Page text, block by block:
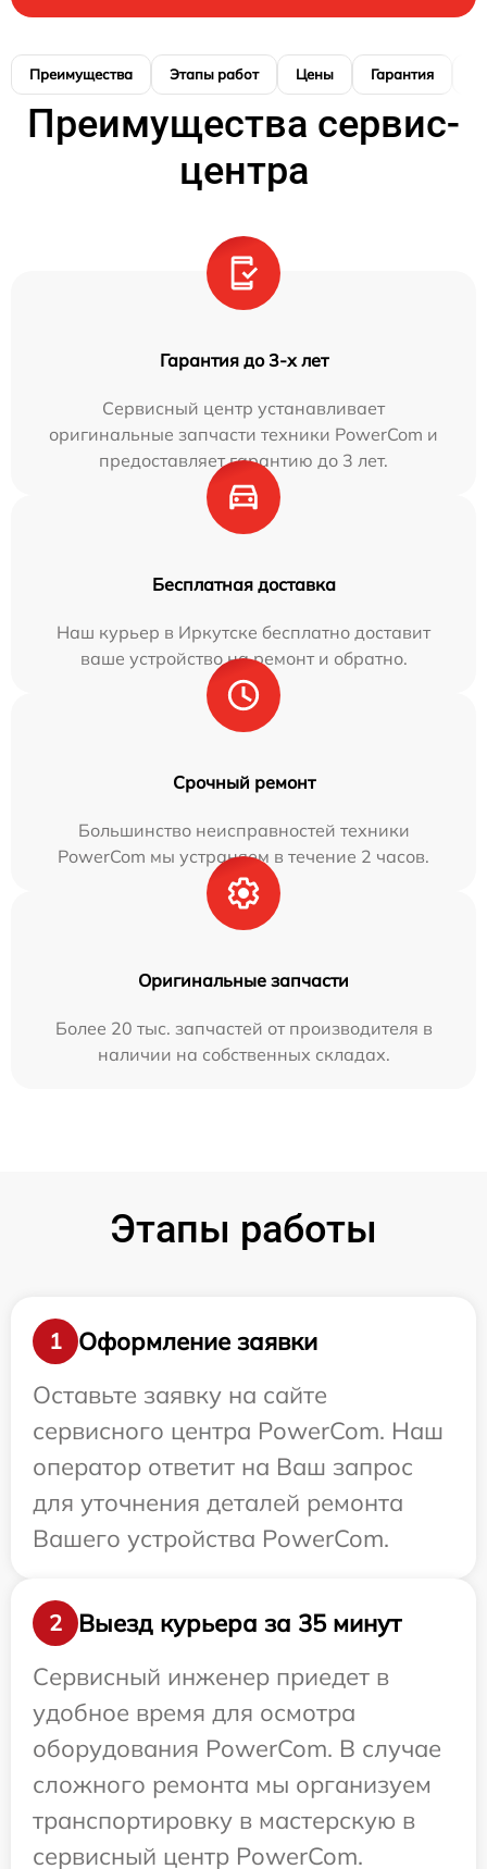
Преимущества Этапы работ Цены Гарантия
Преимущества сервис-
центра
Гарантия до 3-х лет
Сервисный центр устанавливает
оригинальные запчасти техники PowerCom и
предоставляет гарантию до 3 лет.
Бесплатная доставка
Наш курьер в Иркутске бесплатно доставит
ваше устройство на ремонт и обратно.
Срочный ремонт
Большинство неисправностей техники
PowerCom мы устраняем в течение 2 часов.
Оригинальные запчасти
Более 20 тыс. запчастей от производителя в
наличии на собственных складах.
Этапы работы
1
Оформление заявки
Оставьте заявку на сайте
сервисного центра PowerCom. Наш
оператор ответит на Ваш запрос
для уточнения деталей ремонта
Вашего устройства PowerCom.
2
Выезд курьера за 35 минут
Сервисный инженер приедет в
удобное время для осмотра
оборудования PowerCom. В случае
сложного ремонта мы организуем
транспортировку в мастерскую в
сервисный центр PowerCom.